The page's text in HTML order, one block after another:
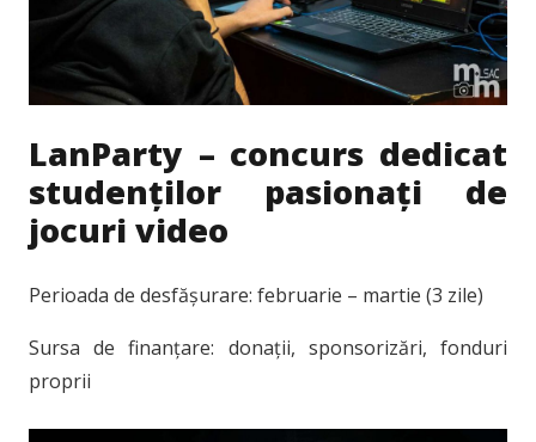
LanParty – concurs dedicat
studenților pasionați de
jocuri video
Perioada de desfășurare: februarie – martie (3 zile)
Sursa de finanțare: donații, sponsorizări, fonduri
proprii